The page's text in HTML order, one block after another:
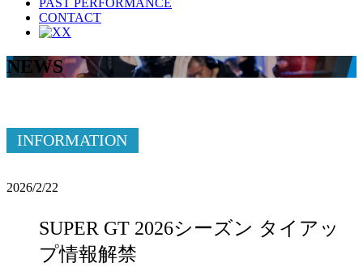
CONTACT
X
NEWS
INFORMATION
2026/2/22
SUPER GT 2026シーズン タイアッ
プ情報解禁